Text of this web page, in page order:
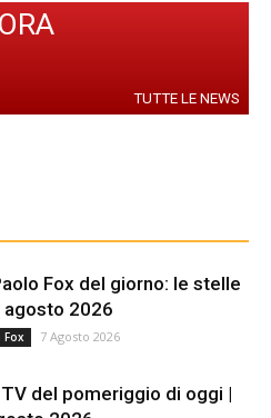
TUTTE LE NEWS
Fox del giorno: le stelle
agosto 2026
Fox 7 Agosto 2026
del pomeriggio di oggi |